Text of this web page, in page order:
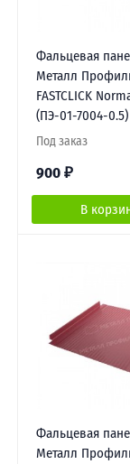
Фальцевая
Металл
FASTCLICK
(ПЭ-01-7004-0.5)
Под заказ
900 ₽
В
Фальцевая
Металл